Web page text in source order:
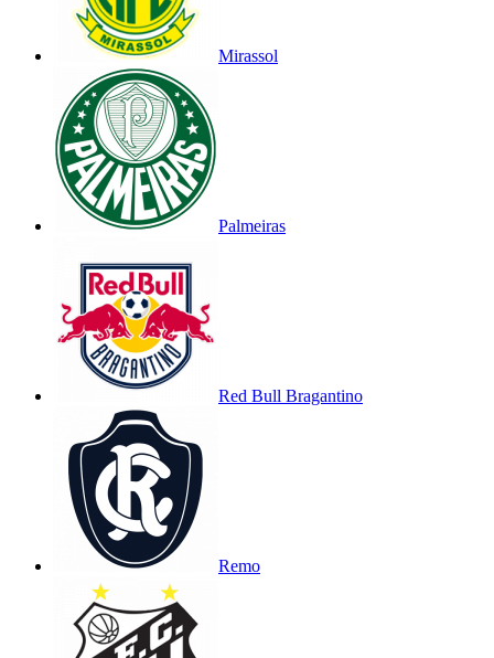
Mirassol
Palmeiras
Red Bull Bragantino
Remo